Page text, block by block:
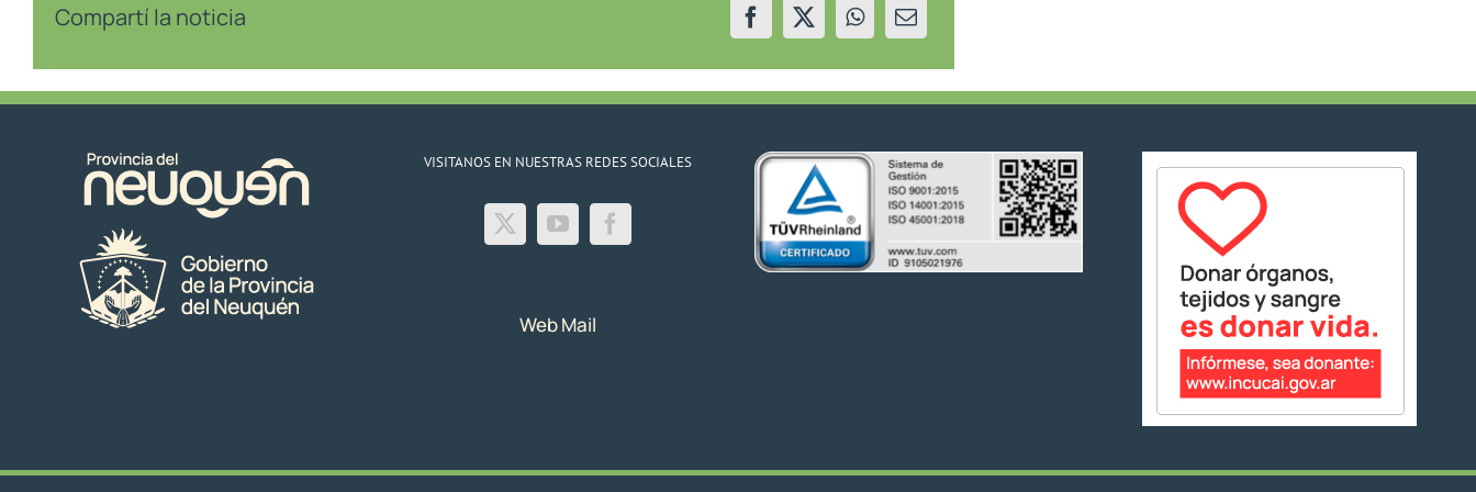
Compartí la noticia
VISITANOS EN NUESTRAS REDES SOCIALES
Web Mail